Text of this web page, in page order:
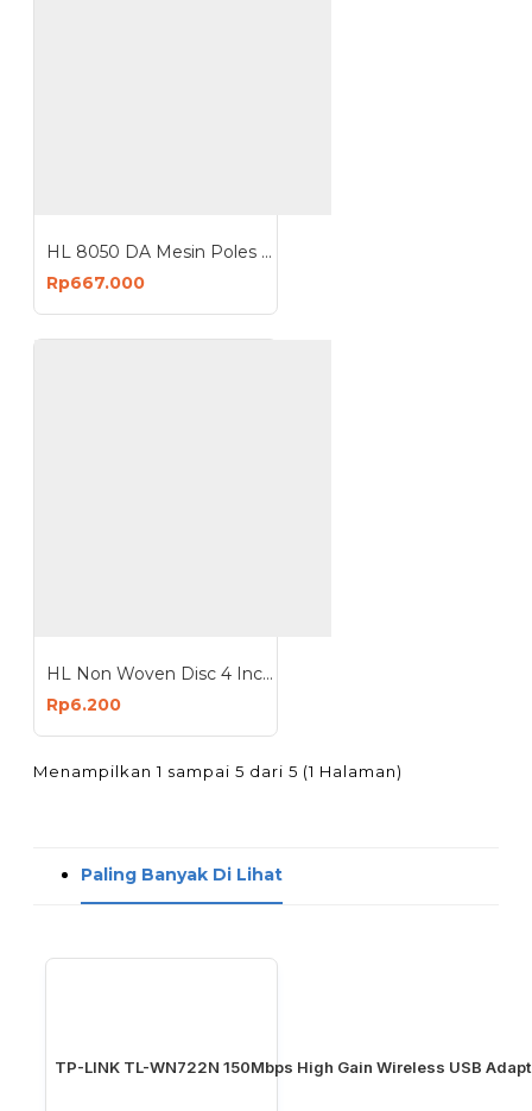
HL 8050 DA Mesin Poles Dual Action 5 Inch Polisher 980 Watt
Rp667.000
HL Non Woven Disc 4 Inch 9P Grit 240 Busa Poles
Rp6.200
Menampilkan 1 sampai 5 dari 5 (1 Halaman)
Paling Banyak Di Lihat
TP-LINK TL-WN722N 150Mbps High Gain Wireless USB